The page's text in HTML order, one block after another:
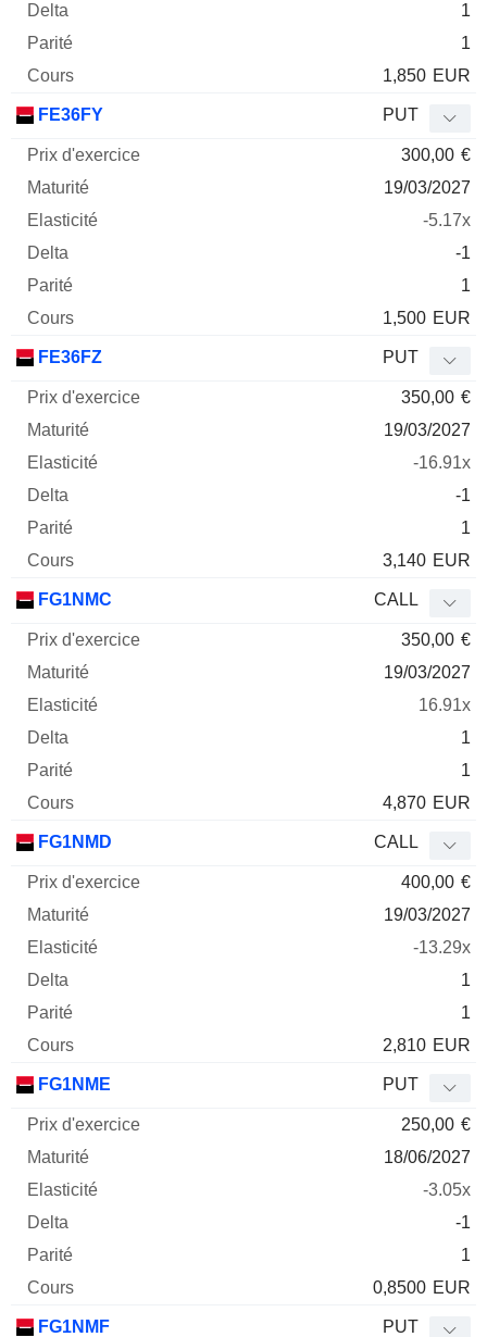
1
1
1,850 EUR
FE36FY PUT
300,00 €
19/03/2027
-5.17x
-1
1
1,500 EUR
FE36FZ PUT
350,00 €
19/03/2027
-16.91x
-1
1
3,140 EUR
FG1NMC CALL
350,00 €
19/03/2027
16.91x
1
1
4,870 EUR
FG1NMD CALL
400,00 €
19/03/2027
-13.29x
1
1
2,810 EUR
FG1NME PUT
250,00 €
18/06/2027
-3.05x
-1
1
0,8500 EUR
FG1NMF PUT